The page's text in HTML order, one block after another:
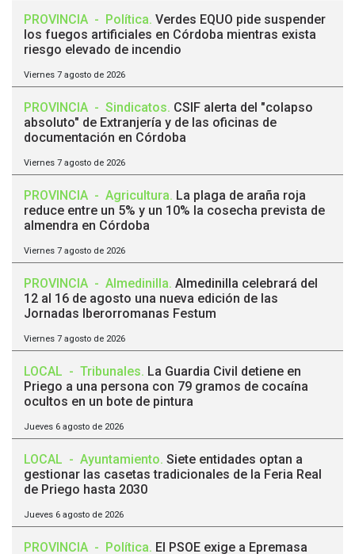
PROVINCIA - Política. Verdes EQUO pide suspender
los fuegos artificiales en Córdoba mientras exista
riesgo elevado de incendio
Viernes 7 agosto de 2026
PROVINCIA - Sindicatos. CSIF alerta del "colapso
absoluto" de Extranjería y de las oficinas de
documentación en Córdoba
Viernes 7 agosto de 2026
PROVINCIA - Agricultura. La plaga de araña roja
reduce entre un 5% y un 10% la cosecha prevista de
almendra en Córdoba
Viernes 7 agosto de 2026
PROVINCIA - Almedinilla. Almedinilla celebrará del
12 al 16 de agosto una nueva edición de las
Jornadas Iberorromanas Festum
Viernes 7 agosto de 2026
LOCAL - Tribunales. La Guardia Civil detiene en
Priego a una persona con 79 gramos de cocaína
ocultos en un bote de pintura
Jueves 6 agosto de 2026
LOCAL - Ayuntamiento. Siete entidades optan a
gestionar las casetas tradicionales de la Feria Real
de Priego hasta 2030
Jueves 6 agosto de 2026
PROVINCIA - Política. El PSOE exige a Epremasa